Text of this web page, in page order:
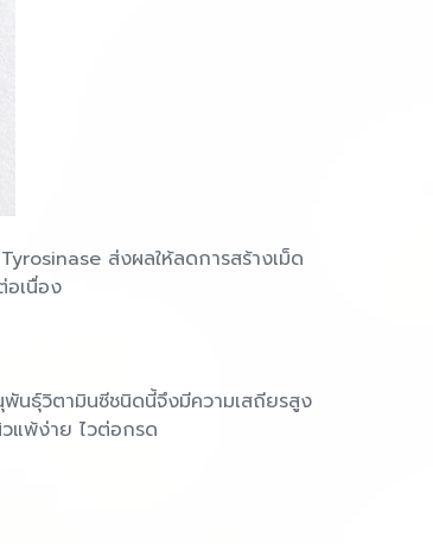
ส่งผลให้ลดการสร้างเม็ด
อเนื่อง
นธุ์วิตามินซีชนิดนี้จึงมีความเสถียรสูง
แพ้ง่าย ไวต่อกรด